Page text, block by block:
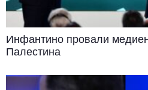
Инфантино провали
Палестина